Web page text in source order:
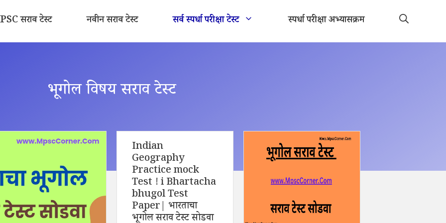
सराव टेस्ट नवीन सराव टेस्ट सर्व स्पर्धा परीक्षा टेस्ट स्पर्धा परीक्षा अभ्यासक्रम
भूगोल विषय सराव टेस्ट
Indian
Geography
Practice mock
Test ! i Bhartacha
bhugol Test
Paper| भारताचा
भूगोल सराव टेस्ट सोडवा